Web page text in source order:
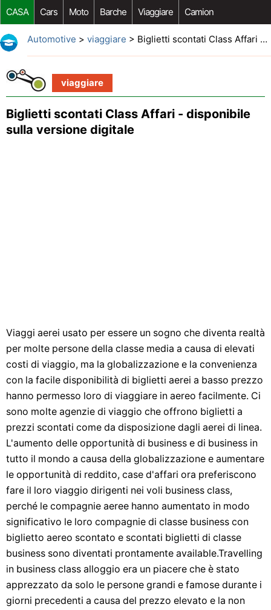
CASA Cars Moto Barche Viaggiare Camion
Riparazione Auto Acquisto Auto Car Opzioni Aftermarket
Automotive > viaggiare > Biglietti scontati Class Affari - disponibile sulla versione digitale
viaggiare
Biglietti scontati Class Affari - disponibile
sulla versione digitale
Viaggi aerei usato per essere un sogno che diventa realtà
per molte persone della classe media a causa di elevati
costi di viaggio, ma la globalizzazione e la convenienza
con la facile disponibilità di biglietti aerei a basso prezzo
hanno permesso loro di viaggiare in aereo facilmente. Ci
sono molte agenzie di viaggio che offrono biglietti a
prezzi scontati come da disposizione dagli aerei di linea.
L'aumento delle opportunità di business e di business in
tutto il mondo a causa della globalizzazione e aumentare
le opportunità di reddito, case d'affari ora preferiscono
fare il loro viaggio dirigenti nei voli business class,
perché le compagnie aeree hanno aumentato in modo
significativo le loro compagnie di classe business con
biglietto aereo scontato e scontati biglietti di classe
business sono diventati prontamente available.Travelling
in business class alloggio era un piacere che è stato
apprezzato da solo le persone grandi e famose durante i
giorni precedenti a causa del prezzo elevato e la non